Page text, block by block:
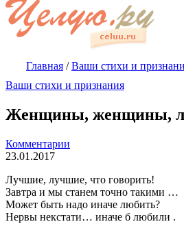
Главная /Ваши стихи и
Ваши стихи и признания
Женщины, женщины,
Комментарии
23.01.2017
Лучшие, лучшие, что говорить!
Завтра и мы станем точно такими …
Может быть надо иначе любить?
Нервы некстати… иначе б любили .